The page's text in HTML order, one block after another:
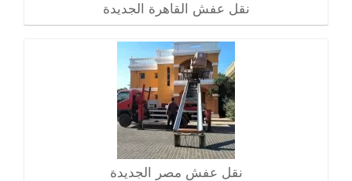
نقل عفش القاهرة الجديدة
نقل عفش مصر الجديدة